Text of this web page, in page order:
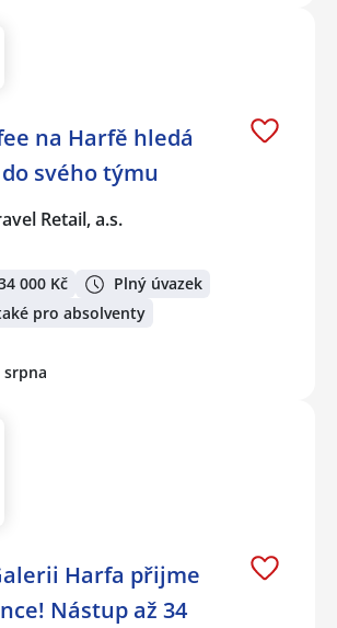
na Harfě hledá
svého týmu
Retail, a.s.
000 Kč
Plný úvazek
pro absolventy
srpna
Harfa přijme
Nástup až 34